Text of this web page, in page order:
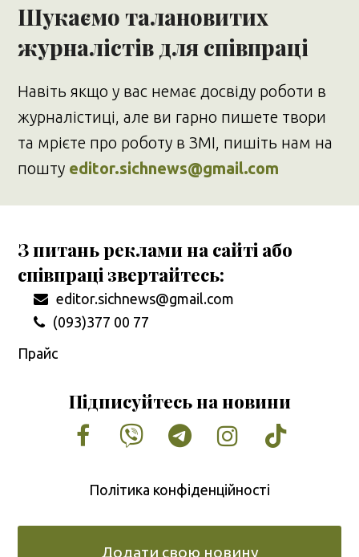
Шукаємо талановитих
журналістів для співпраці
Навіть якщо у вас немає досвіду роботи в
журналістиці, але ви гарно пишете твори
та мрієте про роботу в ЗМІ, пишіть нам на
пошту editor.sichnews@gmail.com
З питань реклами на сайті або
співпраці звертайтесь:
editor.sichnews@gmail.com
(093)377 00 77
Прайс
Підписуйтесь на новини
Facebook
VimeoTumblrInstagram
Tiktok
Політика конфіденційності
Додати свою новину